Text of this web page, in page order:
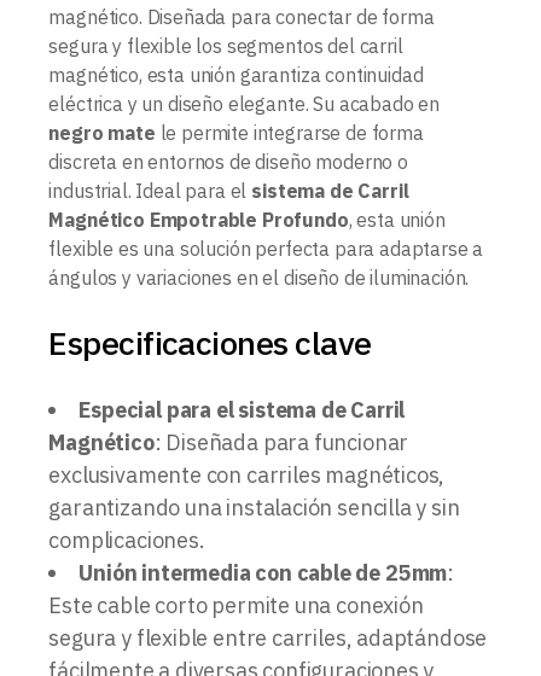
magnético. Diseñada para conectar de forma
segura y flexible los segmentos del carril
magnético, esta unión garantiza continuidad
eléctrica y un diseño elegante. Su acabado en
negro mate le permite integrarse de forma
discreta en entornos de diseño moderno o
industrial. Ideal para el sistema de Carril
Magnético Empotrable Profundo, esta unión
flexible es una solución perfecta para adaptarse a
ángulos y variaciones en el diseño de iluminación.
Especificaciones clave
Especial para el sistema de Carril
Magnético: Diseñada para funcionar
exclusivamente con carriles magnéticos,
garantizando una instalación sencilla y sin
complicaciones.
Unión intermedia con cable de 25mm:
Este cable corto permite una conexión
segura y flexible entre carriles, adaptándose
fácilmente a diversas configuraciones y